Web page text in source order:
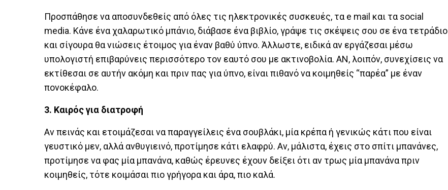
Προσπάθησε να αποσυνδεθείς από όλες τις ηλεκτρονικές συσκευές, τα e mail και τα social
media. Κάνε ένα χαλαρωτικό μπάνιο, διάβασε ένα βιβλίο, γράψε τις σκέψεις σου σε ένα τετράδιο
και σίγουρα θα νιώσεις έτοιμος για έναν βαθύ ύπνο. Άλλωστε, ειδικά αν εργάζεσαι μέσω
υπολογιστή επιβαρύνεις περισσότερο τον εαυτό σου με ακτινοβολία. ΑΝ, λοιπόν, συνεχίσεις να
εκτίθεσαι σε αυτήν ακόμη και πριν πας για ύπνο, είναι πιθανό να κοιμηθείς “παρέα” με έναν
πονοκέφαλο.
3. Καιρός για διατροφή
Αν πεινάς και ετοιμάζεσαι να παραγγείλεις ένα σουβλάκι, μία κρέπα ή γενικώς κάτι που είναι
γευστικό μεν, αλλά ανθυγιεινό, προτίμησε κάτι ελαφρύ. Αν, μάλιστα, έχεις στο σπίτι μπανάνες,
προτίμησε να φας μία μπανάνα, καθώς έρευνες έχουν δείξει ότι αν τρως μία μπανάνα πριν
κοιμηθείς, τότε κοιμάσαι πιο γρήγορα και άρα, πιο καλά.